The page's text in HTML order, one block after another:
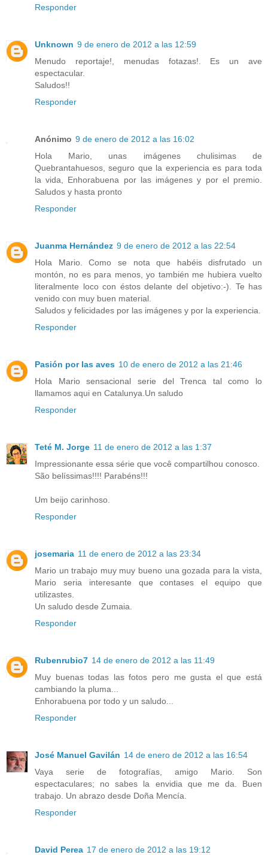
Responder
Unknown 9 de enero de 2012 a las 12:59
Menudo reportaje!, menudas fotazas!. Es un ave
espectacular.
Saludos!!
Responder
Anónimo 9 de enero de 2012 a las 16:02
Hola Mario, unas imágenes chulisimas de
Quebrantahuesos, seguro que la experiencia es para toda
la vida, Enhorabuena por las imágenes y por el premio.
Saludos y hasta pronto
Responder
Juanma Hernández 9 de enero de 2012 a las 22:54
Hola Mario. Como se nota que habéis disfrutado un
montón, no es para menos, yo también me hubiera vuelto
literalmente loco con éstos delante del objetivo:-). Te has
venido con muy buen material.
Saludos y felicidades por las imágenes y por la experiencia.
Responder
Pasión por las aves 10 de enero de 2012 a las 21:46
Hola Mario sensacional serie del Trenca tal como lo
llamamos aqui en Catalunya.Un saludo
Responder
Teté M. Jorge 11 de enero de 2012 a las 1:37
Impressionante essa série que você compartilhou conosco.
São belíssimas!!!! Parabéns!!!
Um beijo carinhoso.
Responder
josemaria 11 de enero de 2012 a las 23:34
Mario un trabajo muy muy bueno una gozada para la vista,
Mario seria interesante que contases el equipo que
utilizastes.
Un saludo desde Zumaia.
Responder
Rubenrubio7 14 de enero de 2012 a las 11:49
Muy buenas todas las fotos pero me gusta el que está
cambiando la pluma...
Enhorabuena por todo y un saludo...
Responder
José Manuel Gavilán 14 de enero de 2012 a las 16:54
Vaya serie de fotografías, amigo Mario. Son
espectaculares; no sabes la envidia que me da. Buen
trabajo. Un abrazo desde Doña Mencía.
Responder
David Perea 17 de enero de 2012 a las 19:12